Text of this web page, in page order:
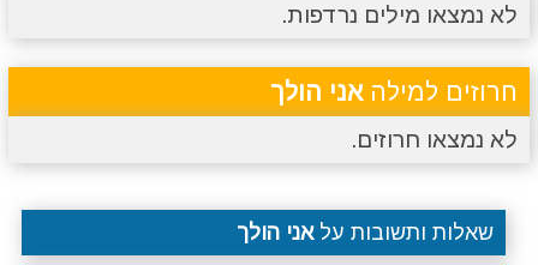
לא נמצאו מילים נרדפות.
חרוזים למילהאני הולך
לא נמצאו חרוזים.
שאלות ותשובות עלאני הולך